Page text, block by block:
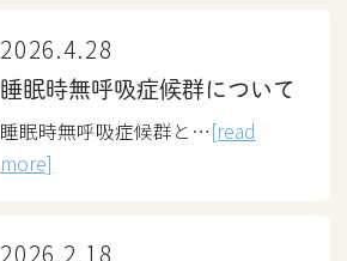
2026.4.28
睡眠時無呼吸症候群について
睡眠時無呼吸症候群と…[read
more]